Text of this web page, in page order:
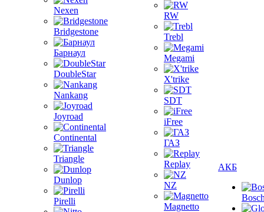
Nexen
Bridgestone
Барнаул
DoubleStar
Nankang
Joyroad
Continental
Triangle
Dunlop
Pirelli
RW
Trebl
Megami
X'trike
SDT
iFree
ГАЗ
Replay
NZ
Magnetto
АКБ